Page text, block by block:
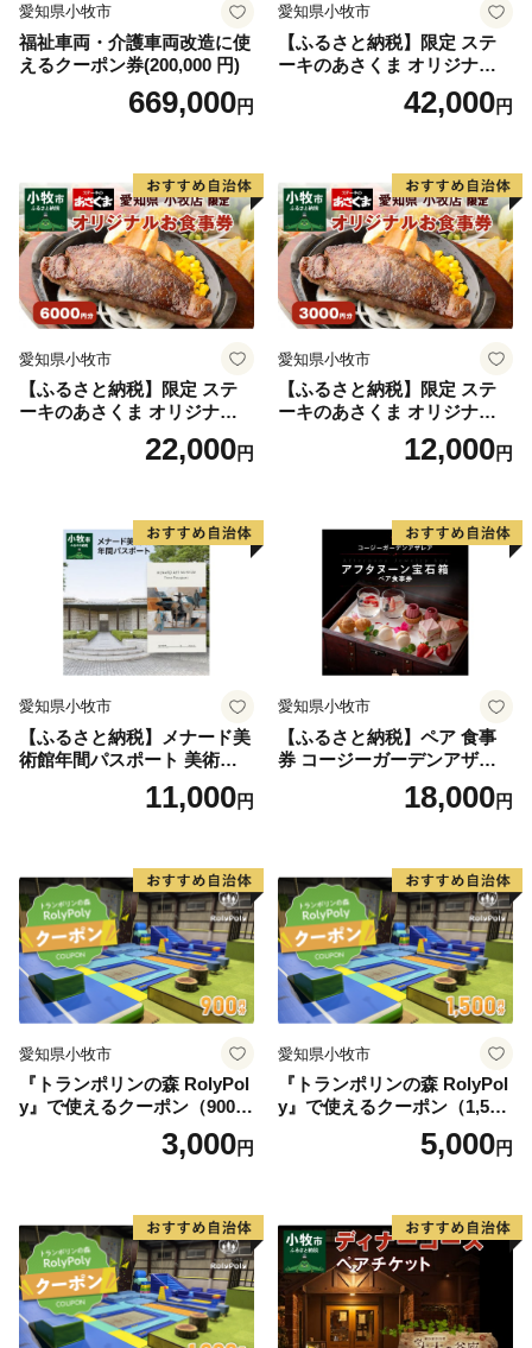
取り組んでまいりいます。今後ともご支援・ご協力を賜
りますようお願い申し上げます。
山梨県北杜市長
「北杜の特産品」を用意しております。返礼品から本市
の特産品であることを多く寄付者の皆様に知っていただ
き、またそこから本市へ興味をもっていただければ幸い
です。順次返礼品を増やしてまいります。どうぞご期待
ください！！
愛知県小牧市
福祉車両・介護車両改造に使
えるクーポン券(200,000 円)
669,000円
愛知県小牧市
【ふるさと納税】限定 ステ
ーキのあさくま オリジナル
お食事券 12000円 お好きなメ
ニュー 好きなだけ コーンス
県 小牧店 小牧市 チケット 送
料無料
42,000円
愛知県小牧市
【ふるさと納税】限定 ステ
ーキのあさくま オリジナル
お食事券 6000円 お好きなメ
ニュー 好きなだけ コーンス
県 小牧店 小牧市 チケット 送
料無料
22,000円
愛知県小牧市
【ふるさと納税】限定 ステ
ーキのあさくま オリジナル
お食事券 3000円 お好きなメ
ニュー 好きなだけ コーンス
県 小牧店 小牧市 チケット 送
12,000円
愛知県小牧市
【ふるさと納税】メナード美
術館年間パスポート 美術館
11,000円
愛知県小牧市
【ふるさと納税】ペア 食事
券 コージーガーデンアザレ
ア アフタヌーン宝石箱 ホテ
ル特製 デザート 6種類 サン
ティー チケット 券 2名様分
お祝 誕生日 記念日 名鉄小牧
ホテル 愛知県 小牧市 送料無
料
18,000円
愛知県小牧市
『トランポリンの森 RolyPol
y』で使えるクーポン（900
3,000円
愛知県小牧市
『トランポリンの森 RolyPol
y』で使えるクーポン（1,500
5,000円